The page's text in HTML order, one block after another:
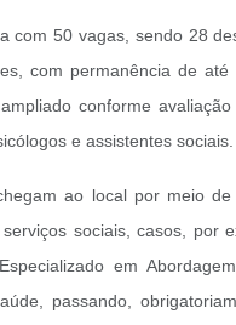
com 50 vagas, sendo 28
com permanência de até
conforme
e assistentes sociais.
ao local por meio de
sociais, casos, por
em
passando,